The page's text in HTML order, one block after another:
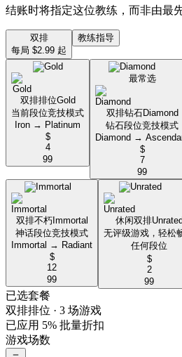
结账时将指定这位教练，而非由最
双排
每局 $2.99 起
教练指导
双排排位Gold
当前段位竞技模式
Iron → Platinum
$
4
99
最常选
双排钻石Diamond
钻石段位竞技模式
Diamond →
$
7
99
双排不朽Immortal
神话段位竞技模式
Immortal → Radiant
$
12
99
休闲双排Unrated
无评级游戏，轻松
任何段位
$
2
99
已选套餐
双排排位 · 3 场游戏
已应用 5% 批量折扣
游戏场数